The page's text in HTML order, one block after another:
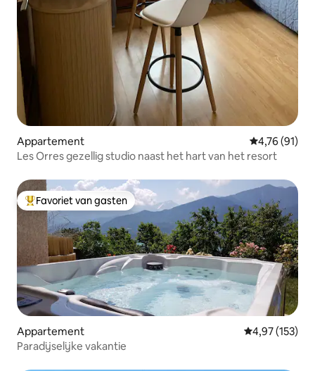
Appartement Gemiddelde
4,76 (91)
Les Orres gezellig studio naast het hart van het resort
Topfavoriet van gasten
Favoriet van gasten
Appartement Gemiddelde
4,97 (153)
Paradijselijke vakantie